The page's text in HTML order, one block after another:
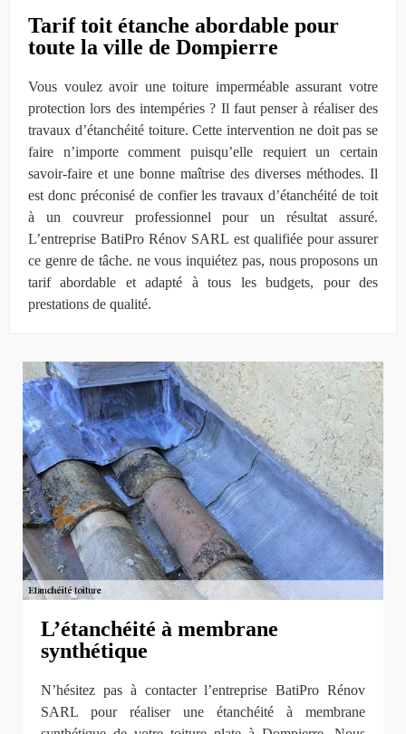
Tarif toit étanche abordable pour
toute la ville de Dompierre
Vous voulez avoir une toiture imperméable assurant votre
protection lors des intempéries ? Il faut penser à réaliser des
travaux d’étanchéité toiture. Cette intervention ne doit pas se
faire n’importe comment puisqu’elle requiert un certain
savoir-faire et une bonne maîtrise des diverses méthodes. Il
est donc préconisé de confier les travaux d’étanchéité de toit
à un couvreur professionnel pour un résultat assuré.
L’entreprise BatiPro Rénov SARL est qualifiée pour assurer
ce genre de tâche. ne vous inquiétez pas, nous proposons un
tarif abordable et adapté à tous les budgets, pour des
prestations de qualité.
L’étanchéité à membrane
synthétique
N’hésitez pas à contacter l’entreprise BatiPro Rénov
SARL pour réaliser une étanchéité à membrane